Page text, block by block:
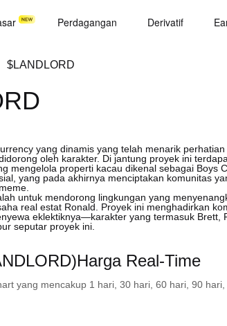
Perdagangan Derivatif
$LANDLORD
yang dinamis yang telah menarik
oleh karakter. Di jantung proyek ini
mengelola properti kacau dikenal sebagai Boys
yang pada akhirnya menciptakan komunitas
untuk mendorong lingkungan yang
real estat Ronald. Proyek ini menghadirkan
eklektiknya—karakter yang termasuk Brett,
seputar proyek ini.
Real-Time
yang mencakup 1 hari, 30 hari, 60 hari, 90